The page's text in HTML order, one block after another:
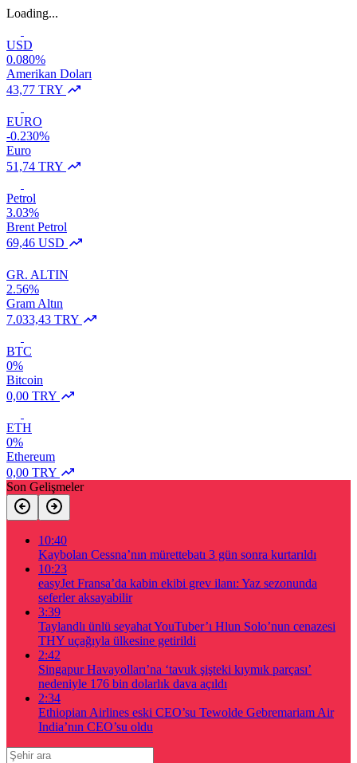
Loading...
USD
0.080%
Amerikan Doları
43,77 TRY
EURO
-0.230%
Euro
51,74 TRY
Petrol
3.03%
Brent Petrol
69,46 USD
GR. ALTIN
2.56%
Gram Altın
7.033,43 TRY
BTC
0%
Bitcoin
0,00 TRY
ETH
0%
Ethereum
0,00 TRY
Son Gelişmeler
10:40
Kaybolan Cessna’nın mürettebatı 3 gün sonra kurtarıldı
10:23
easyJet Fransa’da kabin ekibi grev ilanı: Yaz sezonunda
seferler aksayabilir
3:39
Taylandlı ünlü seyahat YouTuber’ı Hlun Solo’nun cenazesi
THY uçağıyla ülkesine getirildi
2:42
Singapur Havayolları’na ‘tavuk şişteki kıymık parçası’
nedeniyle 176 bin dolarlık dava açıldı
2:34
Ethiopian Airlines eski CEO’su Tewolde Gebremariam Air
India’nın CEO’su oldu